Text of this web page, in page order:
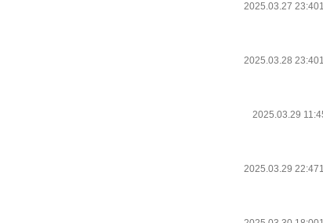
2025.03.27 23:40
2025.03.28 23:40
2025.03.29
2025.03.29 22:47